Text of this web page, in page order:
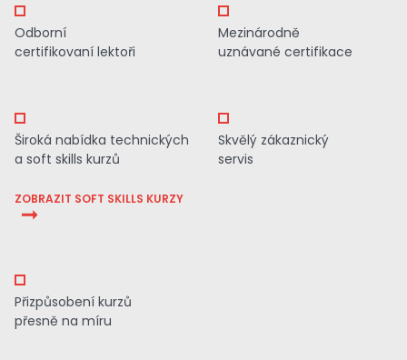
Odborní
certifikovaní lektoři
Mezinárodně
uznávané certifikace
Široká nabídka technických
a soft skills kurzů
ZOBRAZIT SOFT SKILLS KURZY
Skvělý zákaznický
servis
Přizpůsobení kurzů
přesně na míru